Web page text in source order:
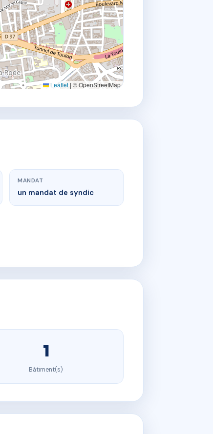
Leaflet | © OpenStreetMap
MANDAT
un mandat de syndic
1
Bâtiment(s)